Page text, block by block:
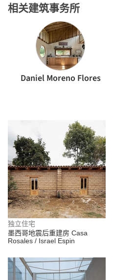
相关建筑事务所
Daniel Moreno Flores
独立住宅
墨西哥地震后重建房 Casa
Rosales / Israel Espin